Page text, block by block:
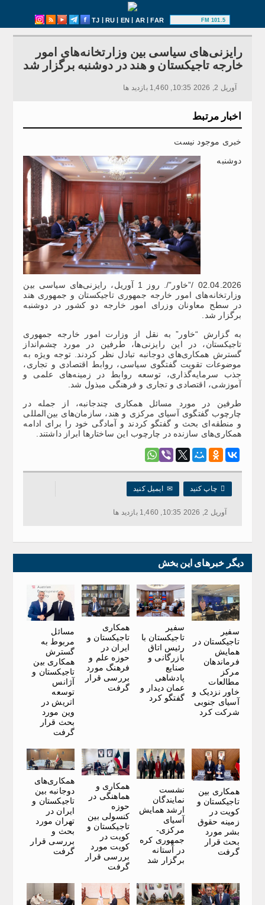
TJ | RU | EN | AR|FAR 101.5 FM
رایزنی‌های سیاسی بین وزارتخانه‌های امور
خارجه تاجیکستان و هند در دوشنبه برگزار شد
آوریل 2, 2026 10:35, 1,460 بازدید ها
اخبار مرتبط
خبری موجود نیست
دوشنبه
02.04.2026 /”خاور”/. روز 1 آوریل، رایزنی‌های سیاسی بین
وزارتخانه‌های امور خارجه جمهوری تاجیکستان و جمهوری هند
در سطح معاونان وزرای امور خارجه دو کشور در دوشنبه
برگزار شد.
به گزارش “خاور” به نقل از وزارت امور خارجه جمهوری
تاجیکستان، در این رایزنی‌ها، طرفین در مورد چشم‌انداز
گسترش همکاری‌های دوجانبه تبادل نظر کردند. توجه ویژه‌ به
موضوعات تقویت گفتگوی سیاسی، روابط اقتصادی و تجاری،
جذب سرمایه‌گذاری، توسعه روابط در زمینه‌های علمی و
آموزشی، اقتصادی و تجاری و فرهنگی مبذول شد.
طرفین در مورد مسائل همکاری چندجانبه، از جمله در
چارچوب گفتگوی آسیای مرکزی و هند، سازمان‌های بین‌المللی
و منطقه‌ای بحث و گفتگو کردند و آمادگی خود را برای ادامه
همکاری‌های سازنده در چارچوب این ساختارها ابراز داشتند.
 چاپ کنید ✉ایمیل کنید
آوریل 2, 2026 10:35, 1,460 بازدید ها
دیگر خبرهای این بخش
سفیر
تاجیکستان در
همایش
فرماندهان
مرکز
مطالعات
خاور نزدیک و
آسیای جنوبی
شرکت کرد
سفیر
تاجیکستان با
رئیس اتاق
بازرگانی و
صنایع
پادشاهی
عمان دیدار و
گفتگو کرد
همکاری
تاجیکستان و
ایران در
حوزه علم و
فرهنگ مورد
بررسی قرار
گرفت
مسائل
مربوط به
گسترش
همکاری بین
تاجیکستان و
آژانس
توسعه
اتریش در
وین مورد
بحث قرار
گرفت
همکاری بین
تاجیکستان و
کویت در
زمینه حقوق
بشر مورد
بحث قرار
گرفت
نشست
نمایندگان
ارشد همایش
آسیای
مرکزی-
جمهوری کره
در آستانه
برگزار شد
همکاری و
هماهنگی در
حوزه
کنسولی بین
تاجیکستان و
کویت در
کویت مورد
بررسی قرار
گرفت
همکاری‌های
دوجانبه بین
تاجیکستان و
ایران در
تهران مورد
بحث و
بررسی قرار
گرفت